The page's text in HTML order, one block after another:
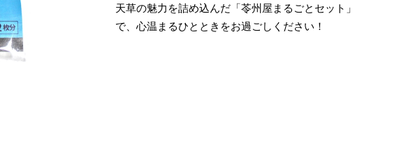
天草の魅力を詰め込んだ「苓州屋まるごとセット」
で、心温まるひとときをお過ごしください！